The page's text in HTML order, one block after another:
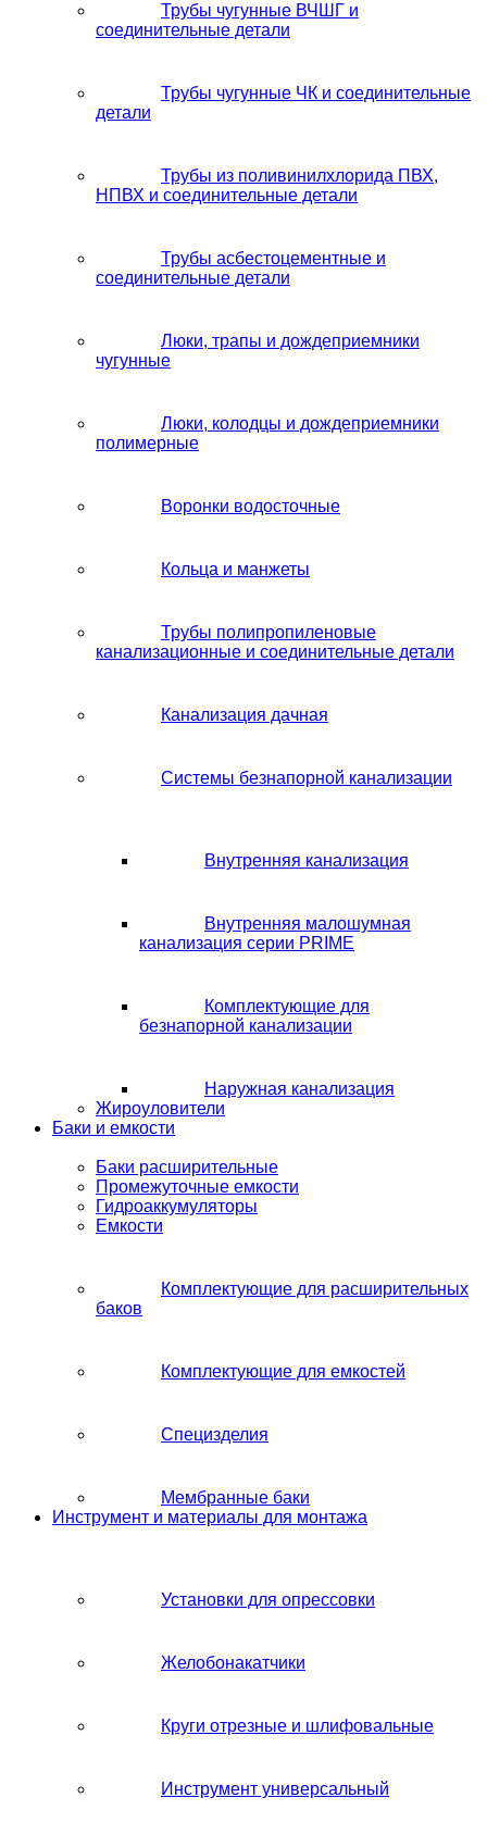
Трубы чугунные ВЧШГ и
соединительные детали
Трубы чугунные ЧК и соединительные
детали
Трубы из поливинилхлорида ПВХ,
НПВХ и соединительные детали
Трубы асбестоцементные и
соединительные детали
Люки, трапы и дождеприемники
чугунные
Люки, колодцы и дождеприемники
полимерные
Воронки водосточные
Кольца и манжеты
Трубы полипропиленовые
канализационные и соединительные детали
Канализация дачная
Системы безнапорной канализации
Внутренняя канализация
Внутренняя малошумная
канализация серии PRIME
Комплектующие для
безнапорной канализации
Наружная канализация
Жироуловители
Баки и емкости
Баки расширительные
Промежуточные емкости
Гидроаккумуляторы
Емкости
Комплектующие для расширительных
баков
Комплектующие для емкостей
Специзделия
Мембранные баки
Инструмент и материалы для монтажа
Установки для опрессовки
Желобонакатчики
Круги отрезные и шлифовальные
Инструмент универсальный